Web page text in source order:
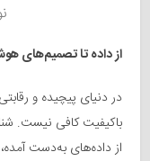
از داده تا تصمیم‌های
در دنیای پیچیده و
باکیفیت کافی نیست.
از داده‌های به‌دست